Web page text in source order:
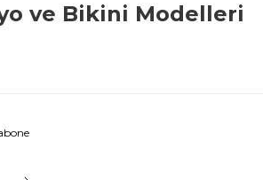
ve Bikini Modelleri